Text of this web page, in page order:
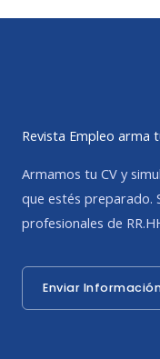
Revista Empleo arma
Armamos tu CV y
que estés preparado.
profesionales de
Enviar